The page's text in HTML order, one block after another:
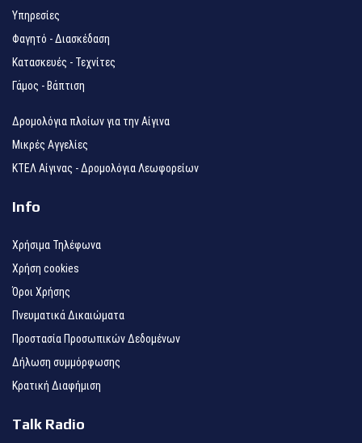
Υπηρεσίες
Φαγητό - Διασκέδαση
Κατασκευές - Τεχνίτες
Γάμος - Βάπτιση
Δρομολόγια πλοίων για την Αίγινα
Μικρές Αγγελίες
ΚΤΕΛ Αίγινας - Δρομολόγια Λεωφορείων
Info
Χρήσιμα Τηλέφωνα
Χρήση cookies
Όροι Χρήσης
Πνευματικά Δικαιώματα
Προστασία Προσωπικών Δεδομένων
Δήλωση συμμόρφωσης
Κρατική Διαφήμιση
Talk Radio